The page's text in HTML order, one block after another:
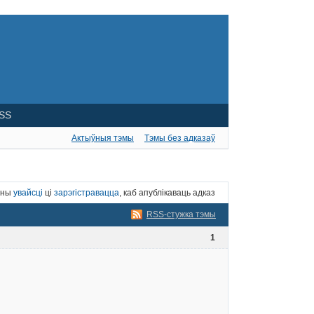
Актыўныя тэмы Тэмы без адказаў
увайсці ці зарэгістравацца , каб апублікаваць адказ
RSS-стужка тэмы
1